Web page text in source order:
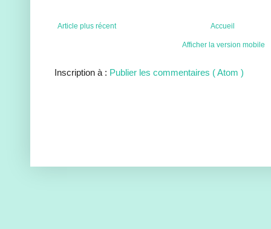
Article plus récent Accueil
Afficher la version mobile
Inscription à : Publier les commentaires ( Atom )